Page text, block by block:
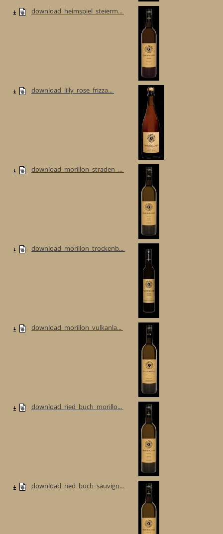
download_heimspiel_steierm...
download_lilly_rose_frizza...
download_morillon_straden_...
download_morillon_trockenb...
download_morillon_vulkanla...
download_ried_buch_morillo...
download_ried_buch_sauvign...